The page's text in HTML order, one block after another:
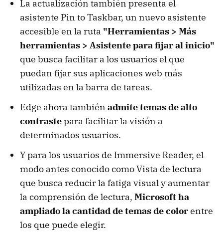
La actualización también presenta el
asistente Pin to Taskbar, un nuevo asistente
accesible en la ruta "Herramientas > Más
herramientas > Asistente para fijar al inicio"
que busca facilitar a los usuarios el que
puedan fijar sus aplicaciones web más
utilizadas en la barra de tareas.
Edge ahora también admite temas de alto
contrastepara facilitar la visión a
determinados usuarios.
Y para los usuarios de Immersive Reader, el
modo antes conocido como Vista de lectura
que busca reducir la fatiga visual y aumentar
la comprensión de lectura, Microsoft ha
ampliado la cantidad de temas de colorentre
los que puede elegir.